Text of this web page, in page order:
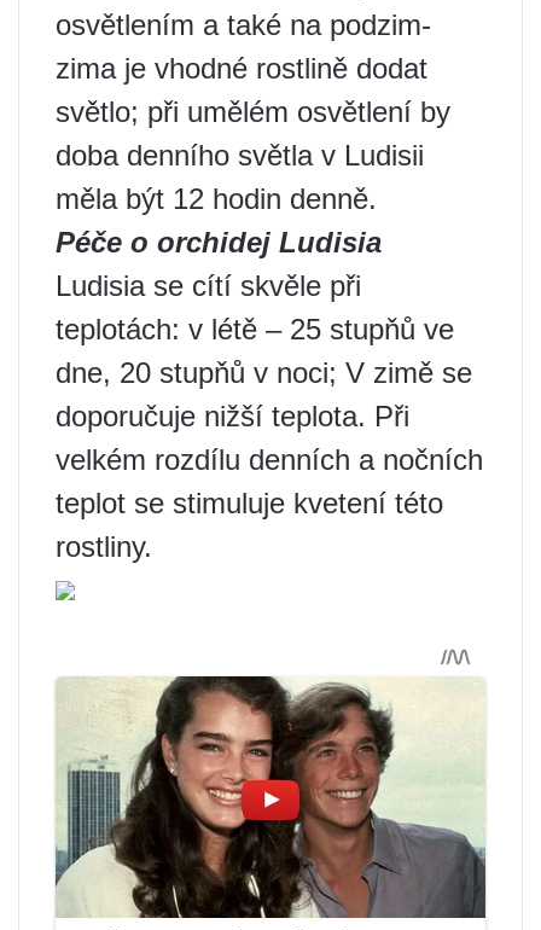
osvětlením a také na podzim-
zima je vhodné rostlině dodat
světlo; při umělém osvětlení by
doba denního světla v Ludisii
měla být 12 hodin denně.
Péče o orchidej Ludisia
Ludisia se cítí skvěle při
teplotách: v létě – 25 stupňů ve
dne, 20 stupňů v noci; V zimě se
doporučuje nižší teplota. Při
velkém rozdílu denních a nočních
teplot se stimuluje kvetení této
rostliny.